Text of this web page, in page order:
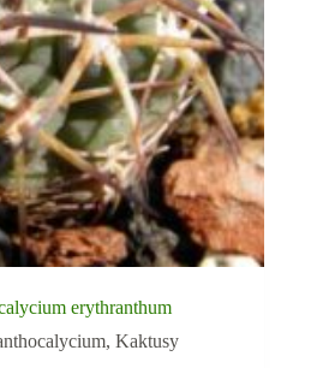
erythranthum
,Kaktusy